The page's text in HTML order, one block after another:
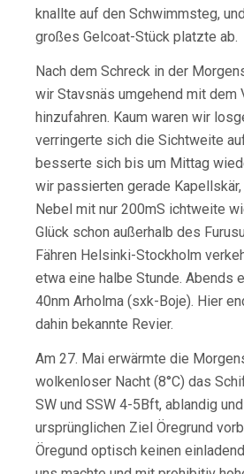
knallte auf den Schwimmsteg,
großes Gelcoat-Stück platzte ab.
Nach dem Schreck in der
wir Stavsnäs umgehend mit dem
hinzufahren. Kaum waren wir
verringerte sich die Sichtweite
besserte sich bis um Mittag
wir passierten gerade
Nebel mit nur 200mS ichtweite
Glück schon außerhalb des
Fähren Helsinki-Stockholm
etwa eine halbe Stunde. Abends
40nm Arholma (sxk-Boje). Hier
dahin bekannte Revier.
Am 27. Mai erwärmte die
wolkenloser Nacht (8°C) das
SW und SSW 4-5Bft, ablandig
ursprünglichen Ziel Öregrund
Öregund optisch keinen